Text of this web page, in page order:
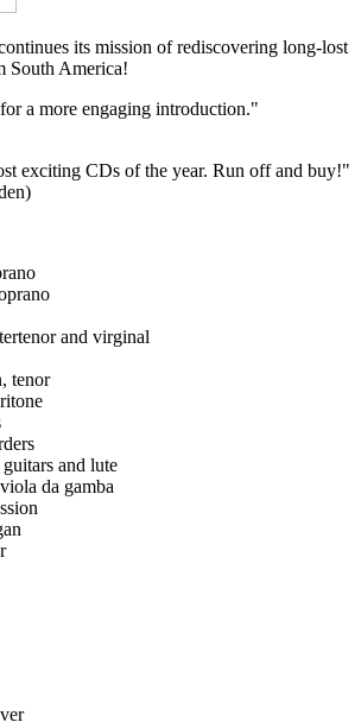
its mission of rediscovering long-lost
South America!
a more engaging introduction."
exciting CDs of the year. Run off and buy!"
and virginal
tenor
and lute
da gamba